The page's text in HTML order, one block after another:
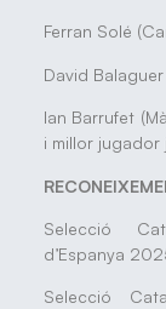
Ferran Solé
David
Ian Barrufet
i millor jugador
Selecció
d’Espanya
Selecció